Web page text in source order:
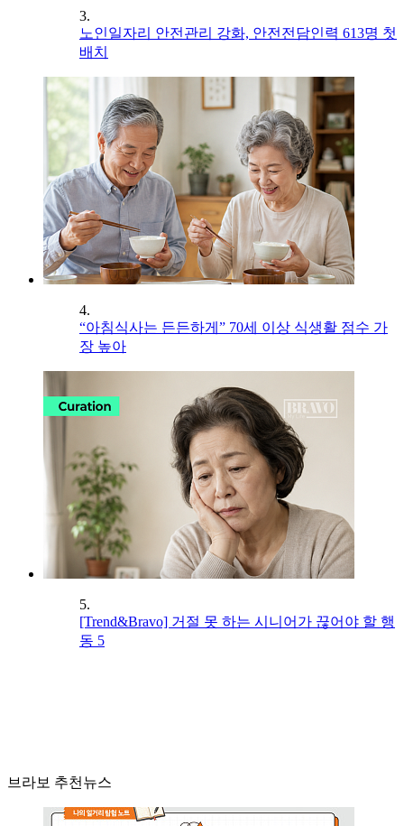
3.
노인일자리 안전관리 강화, 안전전담인력 613명 첫
배치
4.
“아침식사는 든든하게” 70세 이상 식생활 점수 가
장 높아
5.
[Trend&Bravo] 거절 못 하는 시니어가 끊어야 할 행
동 5
브라보 추천뉴스